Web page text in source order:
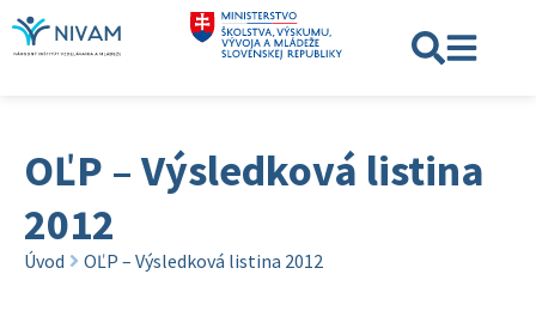
OĽP – Výsledková listina
2012
Úvod OĽP – Výsledková listina 2012